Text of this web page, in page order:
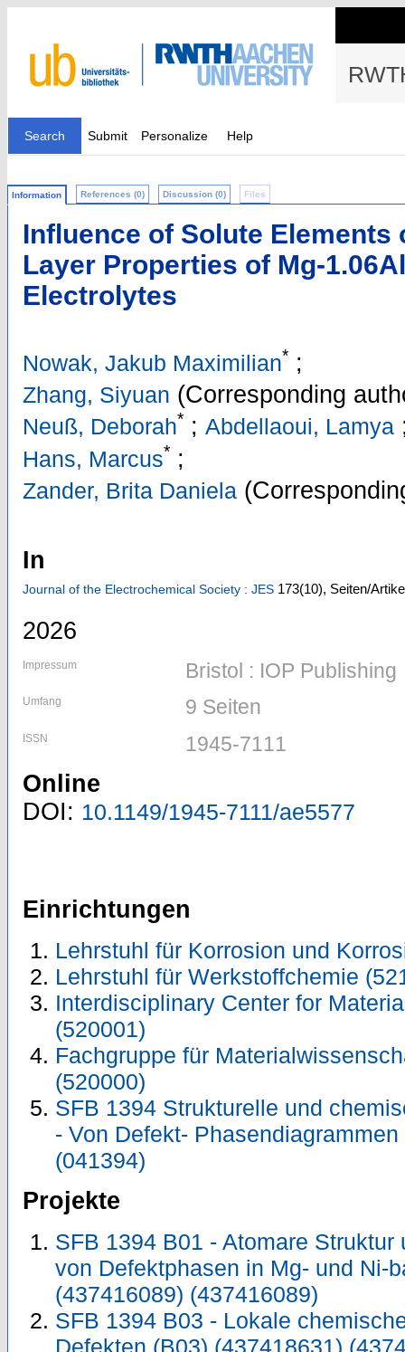
Search Submit Personalize Help
Information References (0) Discussion (0) Files
Influence of Solute Elements
Layer Properties of Mg-
Electrolytes
Nowak, Jakub Maximilian* ;
Zhang, Siyuan (Corresponding
Neuß, Deborah* ; Abdellaoui, Lamya
Hans, Marcus* ;
Zander, Brita Daniela
In
Journal of the Electrochemical Society : JES 173(10), Seiten/
2026
Impressum Bristol : IOP Publishing
Umfang 9 Seiten
ISSN 1945-7111
Online
DOI: 10.1149/1945-7111/ae5577
Einrichtungen
Lehrstuhl für Korrosion und
Lehrstuhl für Werkstoffchemie
Interdisciplinary Center for
(520001)
Fachgruppe für
(520000)
SFB 1394 Strukturelle und
- Von Defekt-
(041394)
Projekte
SFB 1394 B01 - Atomare
von Defektphasen in Mg- und Ni-
(437416089) (437416089)
SFB 1394 B03 - Lokale
Defekten (B03) (437418631)